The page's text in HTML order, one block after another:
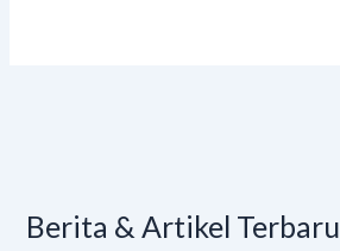
Berita & Artikel Terbaru